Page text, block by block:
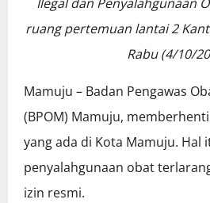
ruang pertemuan lantai 2
Rabu (4/10/
Mamuju – Badan Pengawas
(BPOM) Mamuju,
yang ada di Kota Mamuju. Hal
penyalahgunaan obat
izin resmi.